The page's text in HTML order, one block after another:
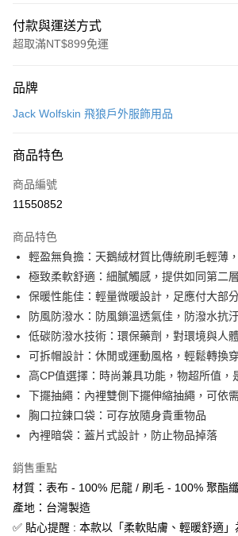
付款與運送方式
超取滿NT$899免運
信用卡一次付款
6 期 0 利率 每期
合作金庫商業銀行
上海商業儲蓄銀行
臺灣中小企業銀行
匯豐（台灣）商業銀行
華泰商業
聯邦商業銀行
遠東國際
元大商業銀行
永豐商業
玉山商業銀行
星展（台
台灣樂天信用卡公司
LINE Pay
Apple Pay
街口支付
悠遊付
Google Pay
全盈+PAY
大哥付你分期
相關說明
【大哥付你分期使用說明】
1.本服務由台灣大哥大提供，台灣大哥大用戶可立即
2.付款方式選擇「大哥付你分期」，訂單成立後會自
流程，驗證手機門號後，選擇欲分期的期數、繳款截
3.實際核准額度、可分期數及費用金額請依後續交易
4.訂單成立30分鐘內，如未前往確認交易或遇審核未
消。如遇「轉專審核」未通過狀況，表示未達大哥付
法說明評估內容。
【繳款方式說明】
AFTEE先享後付
相關說明
便利好安心！
１．簡單：不需註冊會員、不需綁卡、不需儲值。
２．便利：只要手機號碼，簡訊認證，即可結帳。
３．安心：先確認商品／服務後，再付款。
運送方式
付款後全家取貨
品牌
Jack Wolfskin 飛狼戶外服飾用品
商品特色
商品編號
11550852
商品特色
輕盈無負擔：天鵝絨材質比傳統刷毛輕薄
極致柔軟舒適：細膩觸感，提供如同第二
保暖性能佳：輕量微暖設計，足應付大部
防風防潑水：防風鎖溫透氣佳，防潑水抗
低碳防潑水技術：環保藥劑，對環境與人
可拆帽設計：休閒或運動風格，輕鬆轉換
高CP值選擇：時尚兼具功能，物超所值，
下擺抽繩：內裡雙側下擺伸縮抽繩，可依
胸口拉鍊口袋：可存放隨身貴重物品
內裡暗袋：蓋片式設計，防止物品掉落
銷售重點
材質：表布 - 100% 尼龍 / 刷毛 - 100% 聚酯
產地：台灣製造
✅ 貼心提醒 : 本款以「柔軟貼膚、輕暖舒適